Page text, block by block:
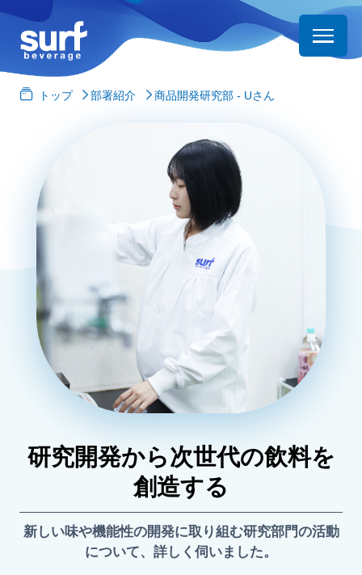
トップ 部署紹介 商品開発研究部 - Uさん
研究開発から次世代の飲料を
創造する
新しい味や機能性の開発に取り組む研究部門の活動
について、詳しく伺いました。